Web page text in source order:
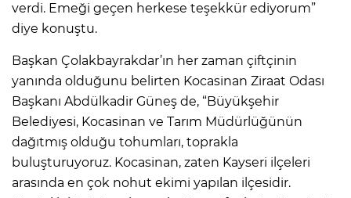
verdi. Emeği geçen herkese teşekkür ediyorum”
diye konuştu.
Başkan Çolakbayrakdar’ın her zaman çiftçinin
yanında olduğunu belirten Kocasinan Ziraat Odası
Başkanı Abdülkadir Güneş de, “Büyükşehir
Belediyesi, Kocasinan ve Tarım Müdürlüğünün
dağıtmış olduğu tohumları, toprakla
buluşturuyoruz. Kocasinan, zaten Kayseri ilçeleri
arasında en çok nohut ekimi yapılan ilçesidir.